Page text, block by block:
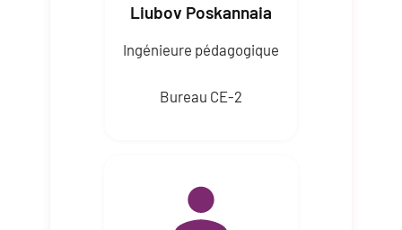
Liubov Poskannaia
Ingénieure pédagogique
Bureau CE-2